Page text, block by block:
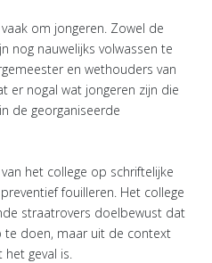
om jongeren. Zowel de
nog nauwelijks volwassen te
en wethouders van
er nogal wat jongeren zijn die
de georganiseerde
het college op schriftelijke
fouilleren. Het college
straatrovers doelbewust dat
te doen, maar uit de context
geval is.